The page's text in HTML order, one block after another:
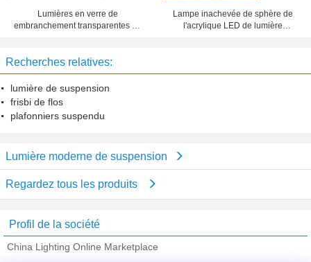
Lumières en verre de
embranchement transparentes de
Lampe inachevée de sphère de
l'acrylique LED de lumière
Recherches relatives:
lumière de suspension
frisbi de flos
plafonniers suspendu
Lumière moderne de suspension
Regardez tous les produits
Profil de la société
China Lighting Online Marketplace